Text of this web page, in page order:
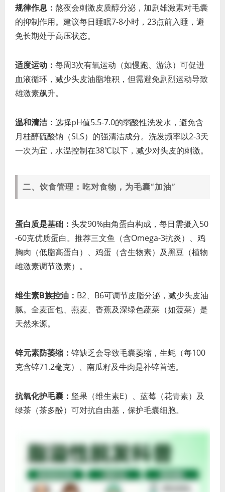
规律作息： 熬夜会刺激皮质醇分泌，加剧雄激素对毛囊
的抑制作用。建议每日睡眠7-8小时，23点前入睡，避
免长期处于高压状态。
适度运动： 每周3次有氧运动（如慢跑、游泳）可促进
血液循环，减少头皮油脂堆积，但需避免剧烈运动导致
雄激素飙升。
温和清洁： 选择pH值5.5-7.0的弱酸性洗发水，避免含
月桂醇硫酸钠（SLS）的强清洁成分。洗发频率以2-3天
一次为宜，水温控制在38℃以下，减少对头皮的刺激。
二、饮食管理：吃对食物，为毛囊“加油”
蛋白质是基础： 头发90%由角蛋白构成，每日需摄入50
-60克优质蛋白。推荐三文鱼（含Omega-3抗炎）、鸡
胸肉（低脂高蛋白）、鸡蛋（含生物素）及黑豆（植物
雌激素调节激素）。
维生素B族控油： B2、B6可调节皮脂分泌，减少头皮油
腻。全麦面包、燕麦、香蕉及深绿色蔬菜（如菠菜）是
天然来源。
锌元素防萎缩： 锌缺乏会导致毛囊萎缩，生蚝（每100
克含锌71.2毫克）、南瓜籽及牛肉是补锌首选。
抗氧化护毛囊： 坚果（维生素E）、蓝莓（花青素）及
绿茶（茶多酚）可对抗自由基，保护毛囊细胞。